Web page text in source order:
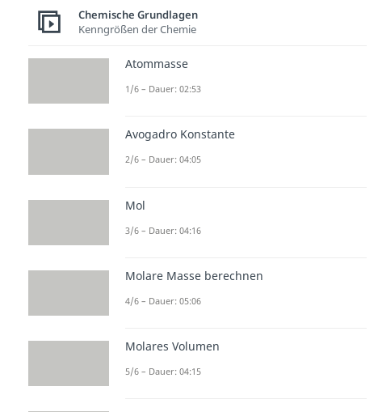
Chemische Grundlagen
Kenngrößen der Chemie
Atommasse
1/6 – Dauer: 02:53
Avogadro Konstante
2/6 – Dauer: 04:05
Mol
3/6 – Dauer: 04:16
Molare Masse berechnen
4/6 – Dauer: 05:06
Molares Volumen
5/6 – Dauer: 04:15